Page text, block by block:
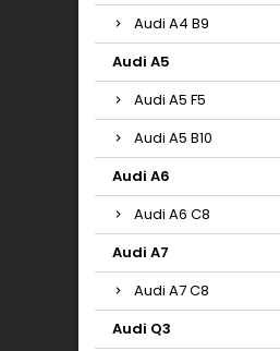
Audi A4 B9
Audi A5
Audi A5 F5
Audi A5 B10
Audi A6
Audi A6 C8
Audi A7
Audi A7 C8
Audi Q3